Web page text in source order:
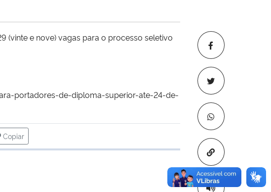
Copiar para
(vinte e nove) vagas para o processo seletivo
portadores-de-diploma-superior-ate-24-de-
Copiar
para área de transferência